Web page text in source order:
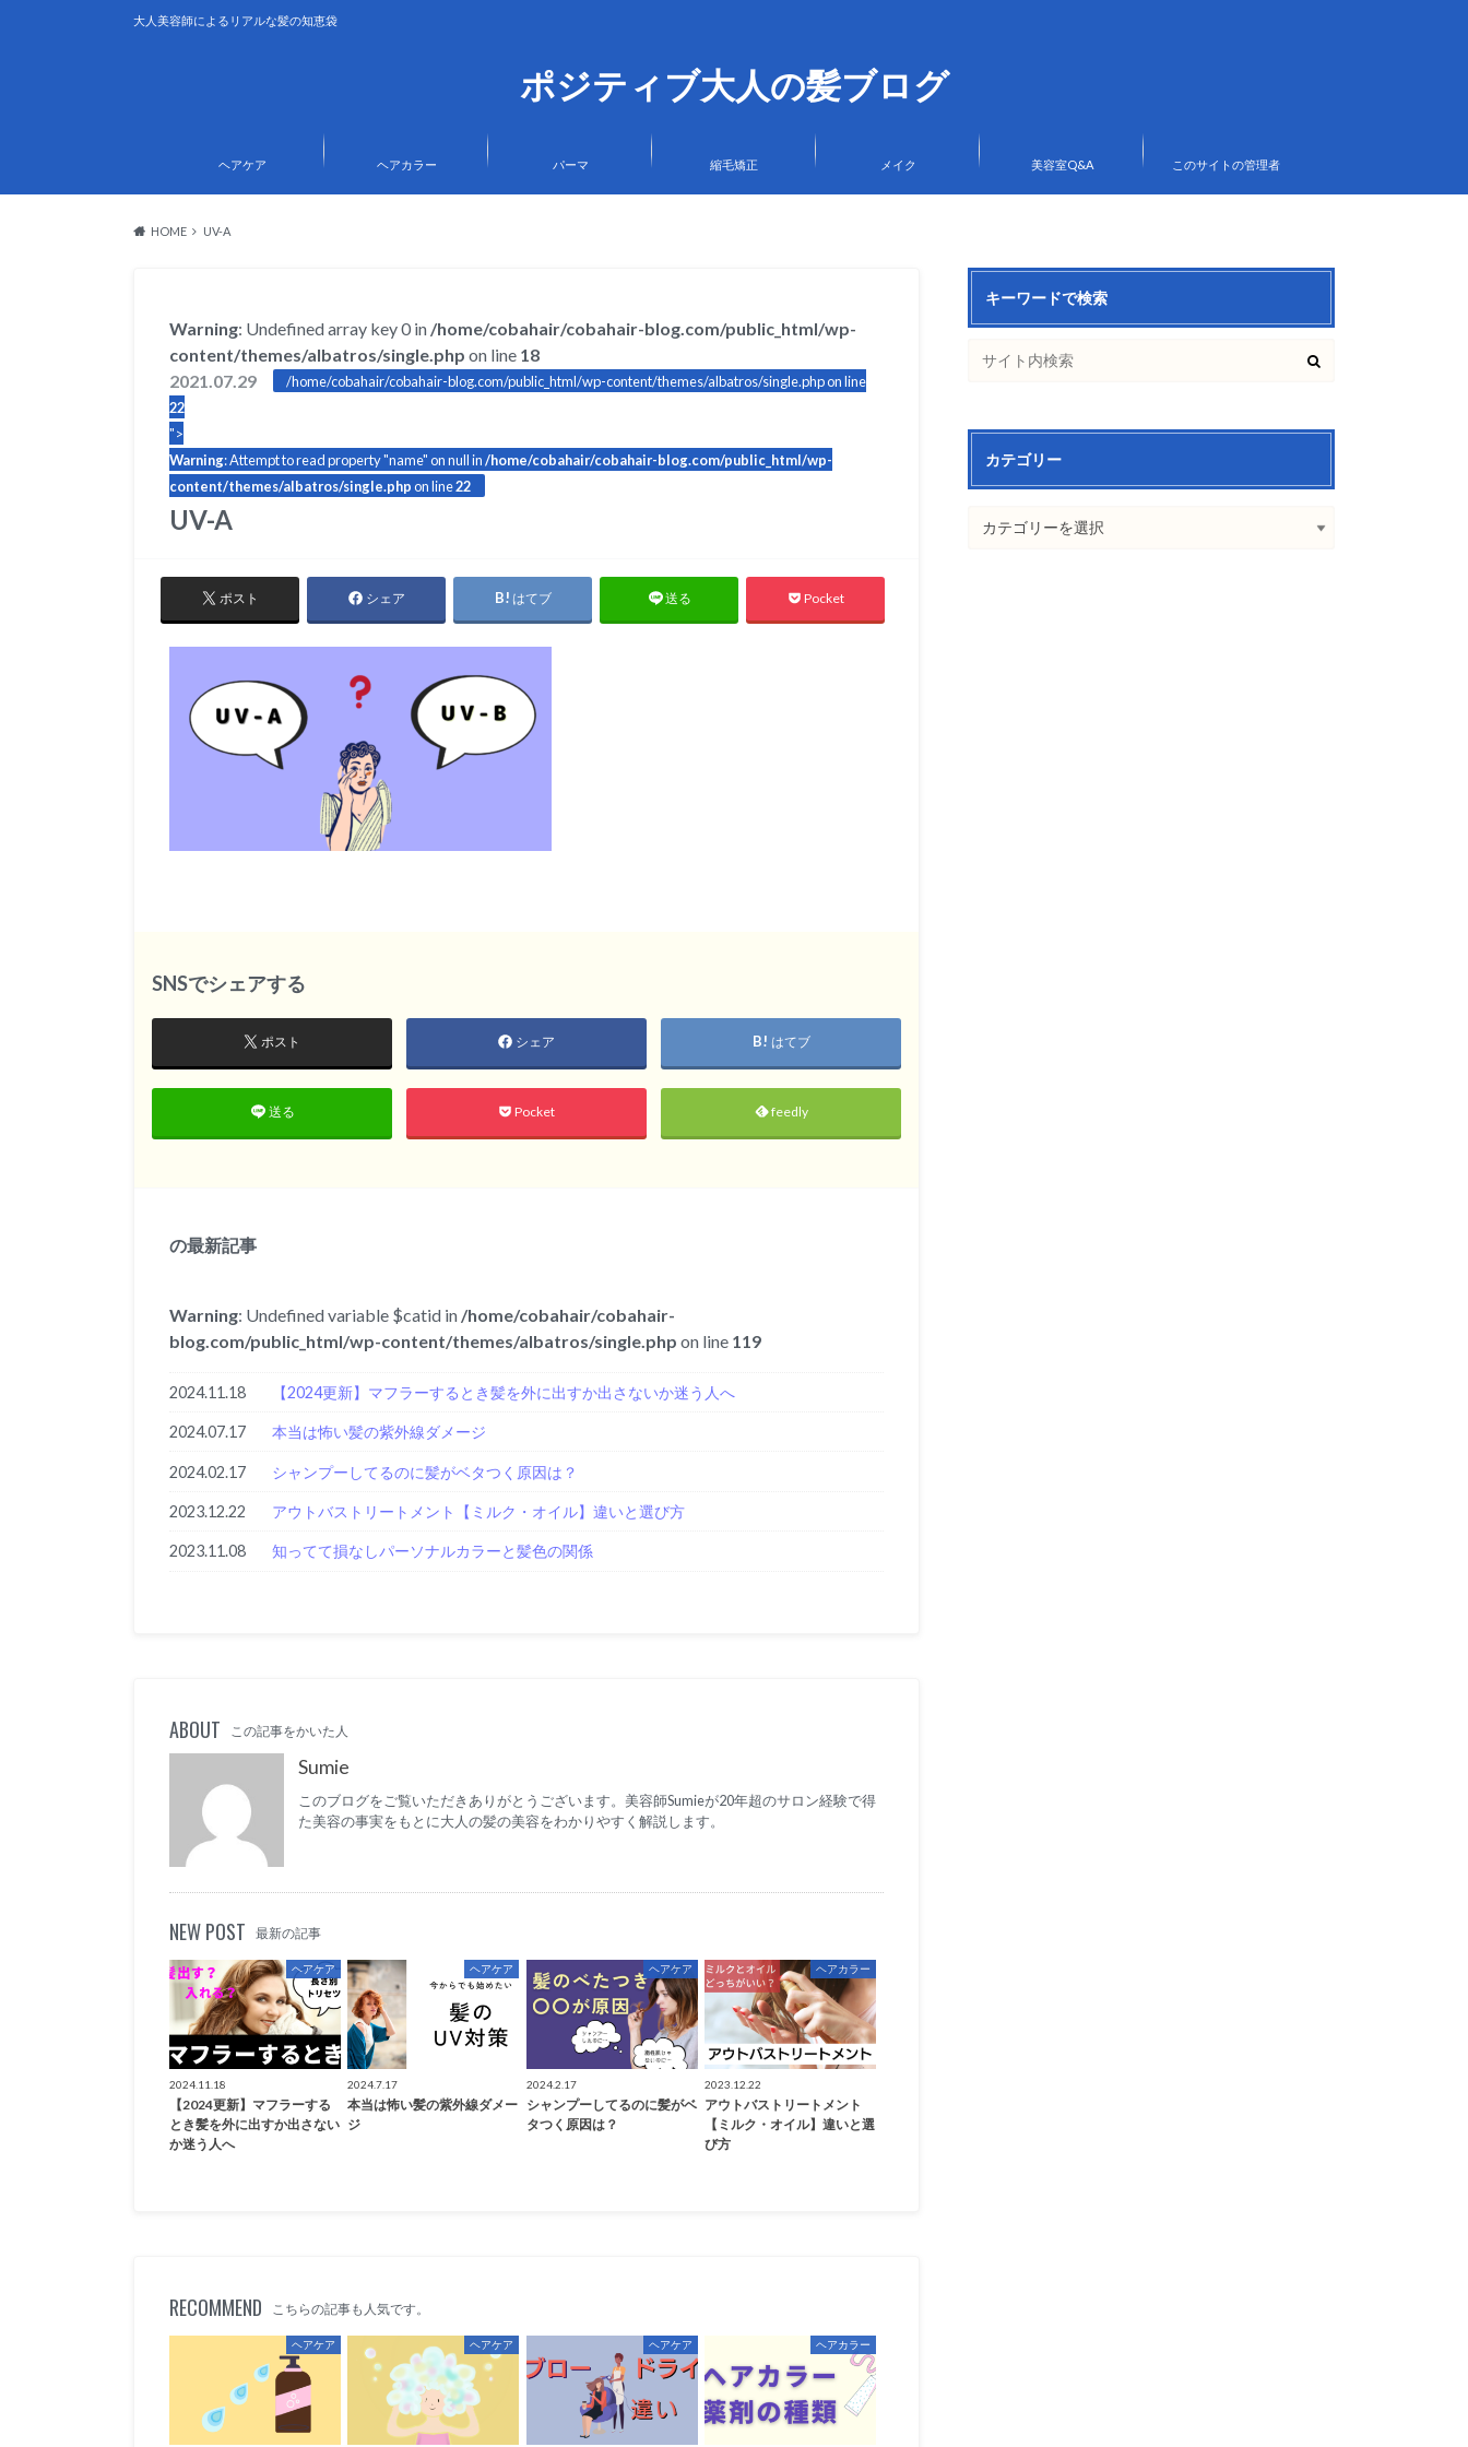
ポジティブ大人の髪ブログ
大人美容師によるリアルな髪の知恵袋
ヘアケア ヘアカラー パーマ 縮毛矯正 メイク 美容室Q&A このサイトの管理者
HOME UV-A
Warning: Undefined array key 0 in /home/cobahair/cobahair-blog.com/public_html/wp-
content/themes/albatros/single.php on line 18
2021.07.29
/home/cobahair/cobahair-blog.com/public_html/wp-content/themes/albatros/single.php on line
22
">
Warning: Attempt to read property "name" on null in/home/cobahair/cobahair-blog.com/public_html/wp-
content/themes/albatros/single.phpon line22
UV-A
ポスト シェア はてブ 送る Pocket
SNSでシェアする
ポスト シェア はてブ
送る Pocket feedly
の最新記事
Warning: Undefined variable $catid in /home/cobahair/cobahair-
blog.com/public_html/wp-content/themes/albatros/single.php on line 119
2024.11.18 【2024更新】マフラーするとき髪を外に出すか出さないか迷う人へ
2024.07.17 本当は怖い髪の紫外線ダメージ
2024.02.17 シャンプーしてるのに髪がベタつく原因は？
2023.12.22 アウトバストリートメント【ミルク・オイル】違いと選び方
2023.11.08 知ってて損なしパーソナルカラーと髪色の関係
ABOUT この記事をかいた人
Sumie
このブログをご覧いただきありがとうございます。美容師Sumieが20年超のサロン経験で得
た美容の事実をもとに大人の髪の美容をわかりやすく解説します。
NEW POST 最新の記事
ヘアケア
2024.11.18
【2024更新】マフラーする
とき髪を外に出すか出さない
か迷う人へ
ヘアケア
2024.7.17
本当は怖い髪の紫外線ダメー
ジ
ヘアケア
2024.2.17
シャンプーしてるのに髪がベ
タつく原因は？
ヘアカラー
2023.12.22
アウトバストリートメント
【ミルク・オイル】違いと選
び方
RECOMMEND こちらの記事も人気です。
ヘアケア ヘアケア ヘアケア ヘアカラー
キーワードで検索
カテゴリー